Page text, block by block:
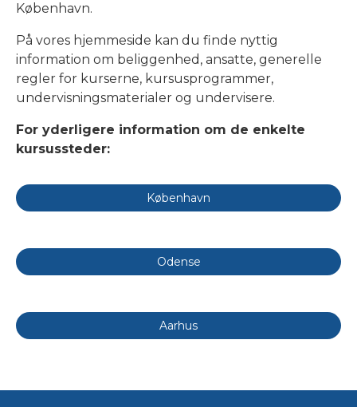
København.
På vores hjemmeside kan du finde nyttig
information om beliggenhed, ansatte, generelle
regler for kurserne, kursusprogrammer,
undervisningsmaterialer og undervisere.
For yderligere information om de enkelte
kursussteder:
København
Odense
Aarhus